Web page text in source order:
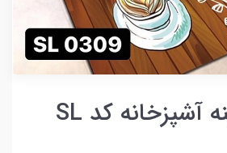
پادری و فرشینه آشپزخانه کد SL